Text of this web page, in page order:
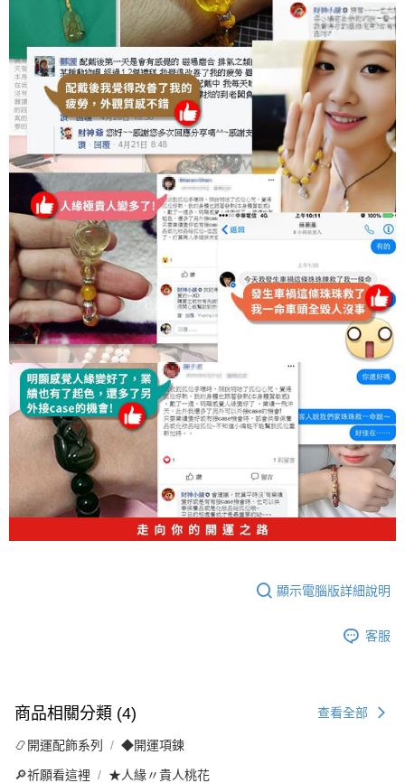
顯示電腦版詳細說明
客服
商品相關分類 (4) 查看全部
📿開運配飾系列 ◆開運項鍊
🔎祈願看這裡 ★人緣〃貴人桃花